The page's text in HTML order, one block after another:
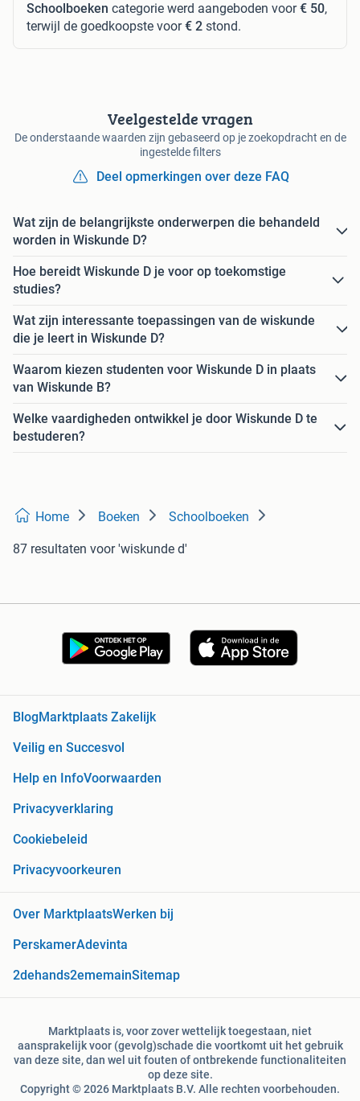
Schoolboeken categorie werd aangeboden voor€ 50,
terwijl de goedkoopste voor€ 2 stond.
Veelgestelde vragen
De onderstaande waarden zijn gebaseerd op je zoekopdracht en de
ingestelde filters
Deel opmerkingen over deze FAQ
Wat zijn de belangrijkste onderwerpen die behandeld
worden in Wiskunde D?
Hoe bereidt Wiskunde D je voor op toekomstige
studies?
Wat zijn interessante toepassingen van de wiskunde
die je leert in Wiskunde D?
Waarom kiezen studenten voor Wiskunde D in plaats
van Wiskunde B?
Welke vaardigheden ontwikkel je door Wiskunde D te
bestuderen?
Home Boeken Schoolboeken
87 resultaten voor 'wiskunde d'
Blog Marktplaats Zakelijk
Veilig en Succesvol
Help en InfoVoorwaarden
Privacyverklaring
Cookiebeleid
Privacyvoorkeuren
Over MarktplaatsWerken bij
PerskamerAdevinta
2dehands2ememainSitemap
Marktplaats is, voor zover wettelijk toegestaan, niet
aansprakelijk voor (gevolg)schade die voortkomt uit het gebruik
van deze site, dan wel uit fouten of ontbrekende functionaliteiten
op deze site.
Copyright © 2026 Marktplaats B.V. Alle rechten voorbehouden.